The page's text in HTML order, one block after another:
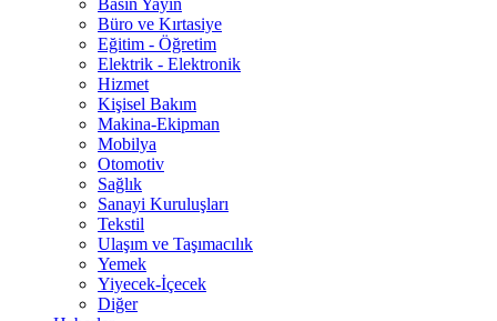
Basın Yayın
Büro ve Kırtasiye
Eğitim - Öğretim
Elektrik - Elektronik
Hizmet
Kişisel Bakım
Makina-Ekipman
Mobilya
Otomotiv
Sağlık
Sanayi Kuruluşları
Tekstil
Ulaşım ve Taşımacılık
Yemek
Yiyecek-İçecek
Diğer